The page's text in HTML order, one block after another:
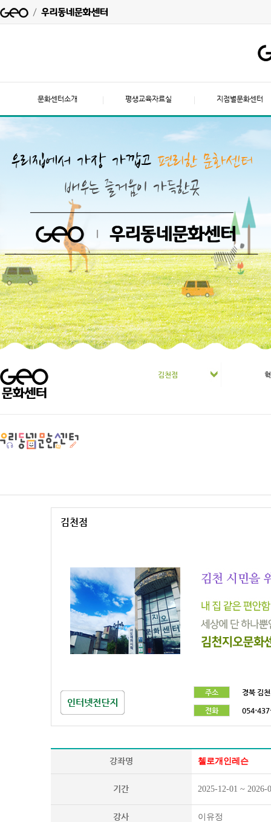
문화센터소개 평생교육자료실 지점별문화센터
김천점
김천점
주소 경북 김
전화 054-
강좌명 첼로개인레슨
기간 2025-12-01 ~ 2026-
강사 이유정